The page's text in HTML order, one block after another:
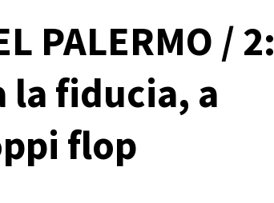
PALERMO / 2:
la fiducia, a
flop